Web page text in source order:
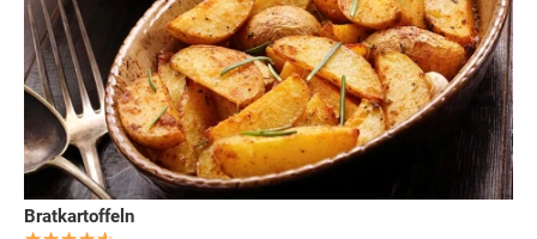
Bratkartoffeln